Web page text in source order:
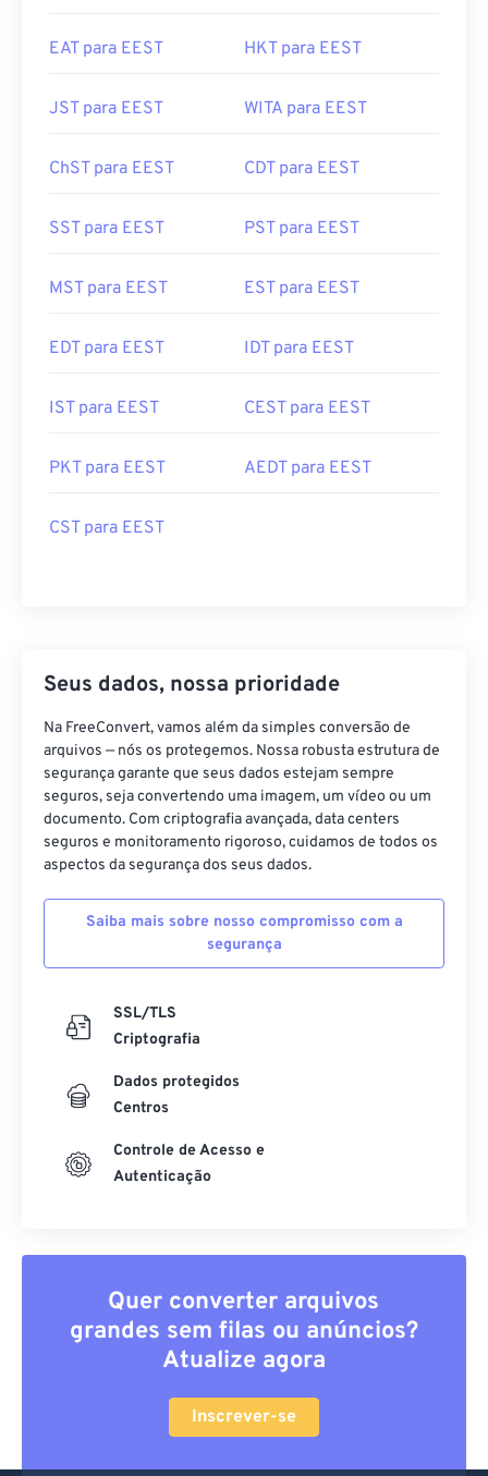
EAT para EEST HKT para EEST
JST para EEST WITA para EEST
ChST para EEST CDT para EEST
SST para EEST PST para EEST
MST para EEST EST para EEST
EDT para EEST IDT para EEST
IST para EEST CEST para EEST
PKT para EEST AEDT para EEST
CST para EEST
Seus dados, nossa prioridade
Na FreeConvert, vamos além da simples conversão de
arquivos — nós os protegemos. Nossa robusta estrutura de
segurança garante que seus dados estejam sempre
seguros, seja convertendo uma imagem, um vídeo ou um
documento. Com criptografia avançada, data centers
seguros e monitoramento rigoroso, cuidamos de todos os
aspectos da segurança dos seus dados.
Saiba mais sobre nosso compromisso com a
segurança
SSL/TLS
Criptografia
Dados protegidos
Centros
Controle de Acesso e
Autenticação
Quer converter arquivos
grandes sem filas ou anúncios?
Atualize agora
Inscrever-se